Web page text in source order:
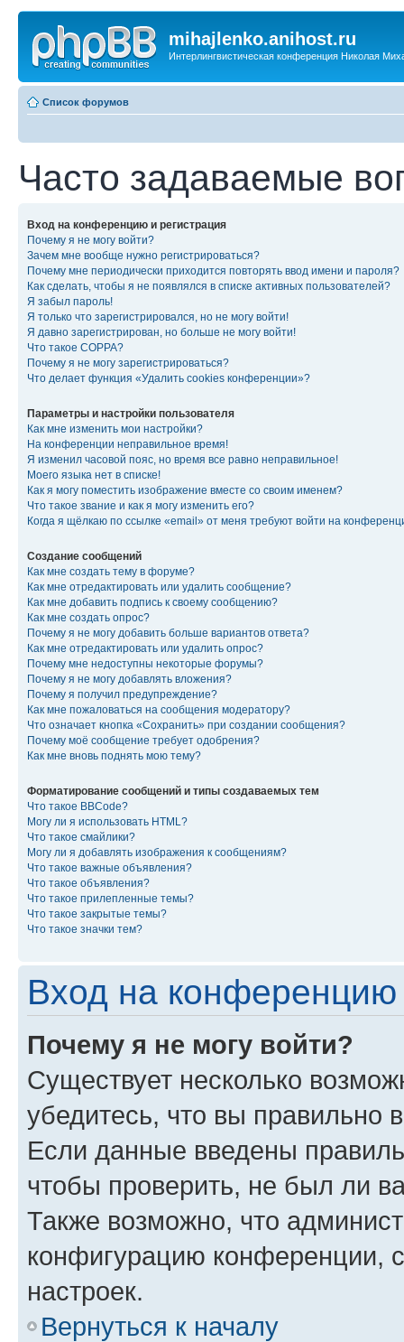
mihajlenko.anihost.ru
Интерлингвистическая конференция Николая
Список форумов
Часто задаваемые
Вход на конференцию и регистрация
Почему я не могу войти?
Зачем мне вообще нужно регистрироваться?
Почему мне периодически приходится повторять ввод имени и пароля?
Как сделать, чтобы я не появлялся в списке активных пользователей?
Я забыл пароль!
Я только что зарегистрировался, но не могу войти!
Я давно зарегистрирован, но больше не могу войти!
Что такое COPPA?
Почему я не могу зарегистрироваться?
Что делает функция «Удалить cookies конференции»?
Параметры и настройки пользователя
Как мне изменить мои настройки?
На конференции неправильное время!
Я изменил часовой пояс, но время все равно неправильное!
Моего языка нет в списке!
Как я могу поместить изображение вместе со своим именем?
Что такое звание и как я могу изменить его?
Когда я щёлкаю по ссылке «email» от меня требуют войти на
Создание сообщений
Как мне создать тему в форуме?
Как мне отредактировать или удалить сообщение?
Как мне добавить подпись к своему сообщению?
Как мне создать опрос?
Почему я не могу добавить больше вариантов ответа?
Как мне отредактировать или удалить опрос?
Почему мне недоступны некоторые форумы?
Почему я не могу добавлять вложения?
Почему я получил предупреждение?
Как мне пожаловаться на сообщения модератору?
Что означает кнопка «Сохранить» при создании сообщения?
Почему моё сообщение требует одобрения?
Как мне вновь поднять мою тему?
Форматирование сообщений и типы создаваемых тем
Что такое BBCode?
Могу ли я использовать HTML?
Что такое смайлики?
Могу ли я добавлять изображения к сообщениям?
Что такое важные объявления?
Что такое объявления?
Что такое прилепленные темы?
Что такое закрытые темы?
Что такое значки тем?
Вход на конференцию
Почему я не могу войти?
Существует несколько
убедитесь, что вы правильно
Если данные введены
чтобы проверить, не был ли
Также возможно, что
конфигурацию конференции,
настроек.
Вернуться к началу